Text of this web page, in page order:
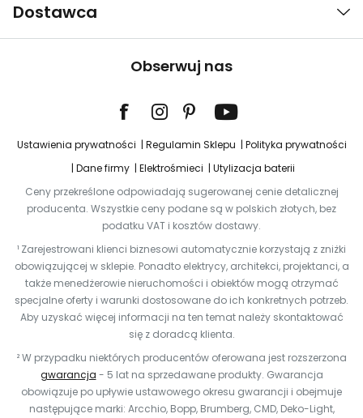
Dostawca
Obserwuj nas
Ustawienia prywatności Regulamin Sklepu
Polityka prywatności
Dane firmy
Elektrośmieci
Utylizacja baterii
Ceny przekreślone odpowiadają sugerowanej cenie detalicznej
producenta. Wszystkie ceny podane są w polskich złotych, bez
podatku VAT i kosztów dostawy.
¹ Zarejestrowani klienci biznesowi automatycznie korzystają z zniżki
obowiązującej w sklepie. Ponadto elektrycy, architekci, projektanci, a
także menedżerowie nieruchomości i obiektów mogą otrzymać
specjalne oferty i warunki dostosowane do ich konkretnych potrzeb.
Aby uzyskać więcej informacji na ten temat należy skontaktować
się z doradcą klienta.
² W przypadku niektórych producentów oferowana jest rozszerzona
gwarancja - 5 lat na sprzedawane produkty. Gwarancja
obowiązuje po upływie ustawowego okresu gwarancji i obejmuje
następujące marki: Arcchio, Bopp, Brumberg, CMD, Deko-Light,